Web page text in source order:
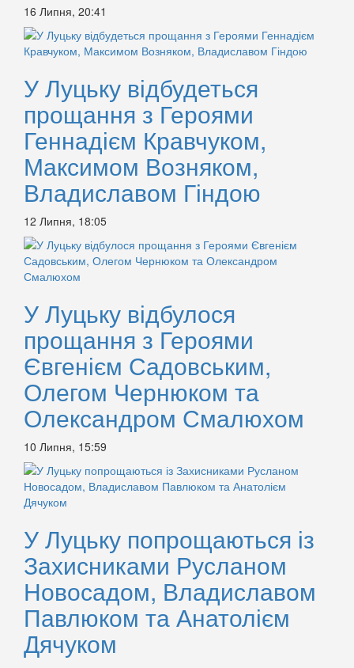
16 Липня, 20:41
У Луцьку відбудеться
прощання з Героями
Геннадієм Кравчуком,
Максимом Возняком,
Владиславом Гіндою
12 Липня, 18:05
У Луцьку відбулося
прощання з Героями
Євгенієм Садовським,
Олегом Чернюком та
Олександром Смалюхом
10 Липня, 15:59
У Луцьку попрощаються із
Захисниками Русланом
Новосадом, Владиславом
Павлюком та Анатолієм
Дячуком